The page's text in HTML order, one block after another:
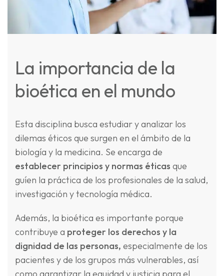
La importancia de la
bioética en el mundo
Esta disciplina busca estudiar y analizar los
dilemas éticos que surgen en el ámbito de la
biología y la medicina. Se encarga de
establecer principios y normas éticas que
guíen la práctica de los profesionales de la salud,
investigación y tecnología médica.
Además, la bioética es importante porque
contribuye a proteger los derechos y la
dignidad de las personas, especialmente de los
pacientes y de los grupos más vulnerables, así